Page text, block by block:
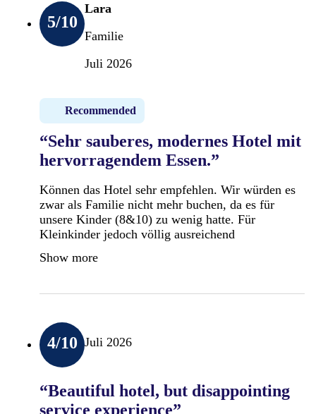
5/10
Lara
Familie
Juli 2026
Recommended
“Sehr sauberes, modernes Hotel mit
hervorragendem Essen.”
Können das Hotel sehr empfehlen. Wir würden es
zwar als Familie nicht mehr buchen, da es für
unsere Kinder (8&10) zu wenig hatte. Für
Kleinkinder jedoch völlig ausreichend
Show more
4/10 Juli 2026
“Beautiful hotel, but disappointing
service experience”